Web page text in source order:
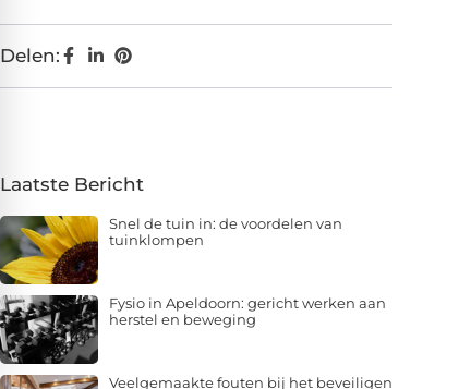
Delen:
Laatste Bericht
Snel de tuin in: de voordelen van
tuinklompen
Fysio in Apeldoorn: gericht werken aan
herstel en beweging
Veelgemaakte fouten bij het beveiligen